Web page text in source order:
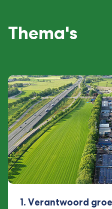
Thema's
1. Verantwoord